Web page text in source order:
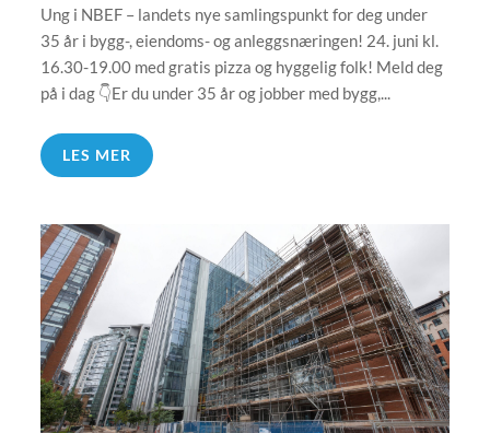
Ung i NBEF – landets nye samlingspunkt for deg under
35 år i bygg-, eiendoms- og anleggsnæringen! 24. juni kl.
16.30-19.00 med gratis pizza og hyggelig folk! Meld deg
på i dag 👇Er du under 35 år og jobber med bygg,...
LES MER